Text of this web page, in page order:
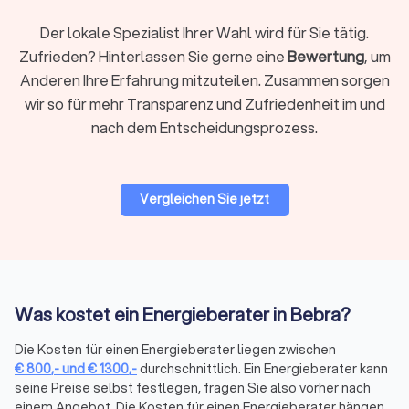
gewährleisten und die Erreichung der angestrebten
Energieeinsparungen zu überprüfen.
Wie finde ich einen Energieberater in Bebra?
unserer Plattform können Sie vier kostenlose und
unverbindliche Angebote von lokalen Energieberatern
Spezialisierte Energieberater für
Energieberater für Wohngebäude
Der lokale Spezialist Ihrer Wahl wird für Sie tätig.
Zufrieden? Hinterlassen Sie gerne eineBewertung, um
Anderen Ihre Erfahrung mitzuteilen. Zusammen sorgen
wir so für mehr Transparenz und Zufriedenheit im und
nach dem Entscheidungsprozess.
Vergleichen Sie jetzt
Was kostet ein Energieberater in Bebra?
Die Kosten für einen Energieberater liegen zwischen
€800,-und€1300,-durchschnittlich. Ein Energieberater kann
seine Preise selbst festlegen, fragen Sie also vorher nach